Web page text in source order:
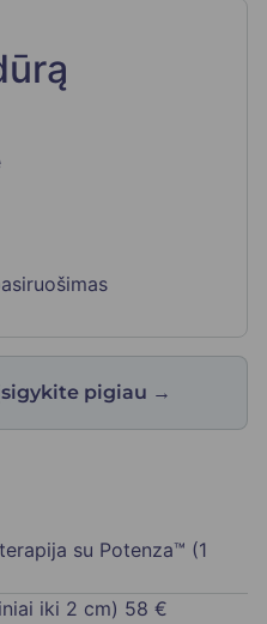
pigiau →
su Potenza™ (1
iki 2 cm) 58 €